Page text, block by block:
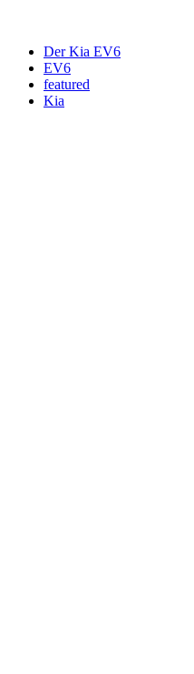
Der Kia EV6
EV6
featured
Kia